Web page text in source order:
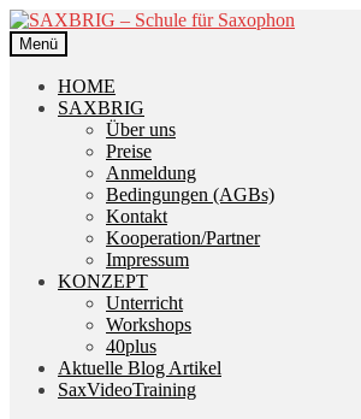
Zur
Navigation
springen
Zum
Inhalt
springen
Menü
HOME
SAXBRIG
Über uns
Preise
Anmeldung
Bedingungen (AGBs)
Kontakt
Kooperation/Partner
Impressum
KONZEPT
Unterricht
Workshops
40plus
Aktuelle Blog Artikel
SaxVideoTraining